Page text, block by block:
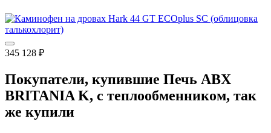
345 128 ₽
Покупатели, купившие Печь ABX
BRITANIA K, с теплообменником, так
же купили